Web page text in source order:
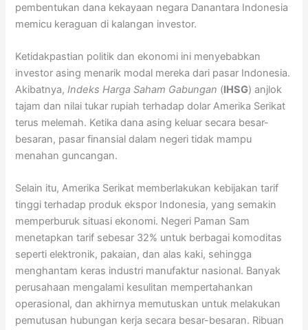
pembentukan dana kekayaan negara Danantara Indonesia
memicu keraguan di kalangan investor.
Ketidakpastian politik dan ekonomi ini menyebabkan
investor asing menarik modal mereka dari pasar Indonesia.
Akibatnya,Indeks Harga Saham Gabungan (IHSG) anjlok
tajam dan nilai tukar rupiah terhadap dolar Amerika Serikat
terus melemah. Ketika dana asing keluar secara besar-
besaran, pasar finansial dalam negeri tidak mampu
menahan guncangan.
Selain itu, Amerika Serikat memberlakukan kebijakan tarif
tinggi terhadap produk ekspor Indonesia, yang semakin
memperburuk situasi ekonomi. Negeri Paman Sam
menetapkan tarif sebesar 32% untuk berbagai komoditas
seperti elektronik, pakaian, dan alas kaki, sehingga
menghantam keras industri manufaktur nasional. Banyak
perusahaan mengalami kesulitan mempertahankan
operasional, dan akhirnya memutuskan untuk melakukan
pemutusan hubungan kerja secara besar-besaran. Ribuan